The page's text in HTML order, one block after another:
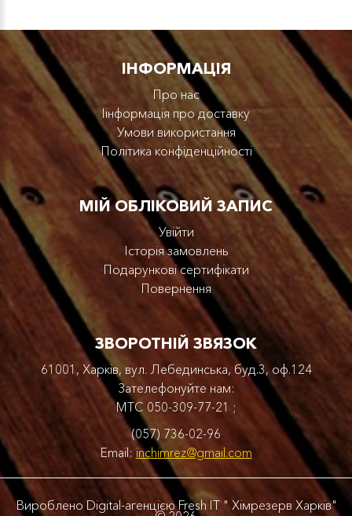
IНФОРМАЦІЯ
Про нас
Iінформація про доставку
Умови використання
Політика конфіденційності
МІЙ ОБЛІКОВИЙ ЗАПИС
Увійти
Історія замовлень
Подарункові сертифікати
Повернення
ЗВОРОТНІЙ ЗВЯЗОК
61001, Харків, вул. Лебединська, буд.3, оф.124
Зателефонуйте нам:
МТС 050-309-77-21 ;
(057) 736-02-96
Email:inchimrez@gmail.com
Вироблено Digital-агенцією Fresh IT " Хімрезерв Харків"